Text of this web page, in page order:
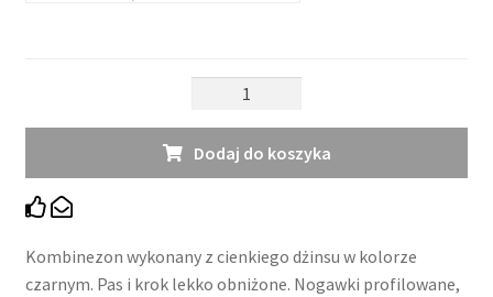
Buzz
Dodaj do koszyka
Kombinezon wykonany z cienkiego dżinsu w kolorze
czarnym. Pas i krok lekko obniżone. Nogawki profilowane,